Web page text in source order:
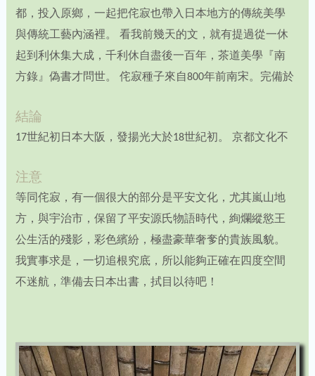
都，投入原鄉，一起把侘寂也帶入日本地方的傳統美學
與傳統工藝內涵裡。 看我前幾天的文，就有提過從一休
起到利休集大成，千利休自盡後一百年，茶道美學『南
方錄』偽書才問世。
結論
侘寂種子來自800年前南宋。完備於
17世紀初日本大阪，發揚光大於18世紀初。
注意
京都文化不
等同侘寂，有一個很大的部分是平安文化，尤其嵐山地
方，與宇治市，保留了平安源氏物語時代，絢爛縱慾王
公生活的殘影，彩色繽紛，極盡豪華奢奓的貴族風貌。
我實事求是，一切追根究底，所以能夠正確在四度空間
不迷航，準備去日本出書，拭目以待吧！